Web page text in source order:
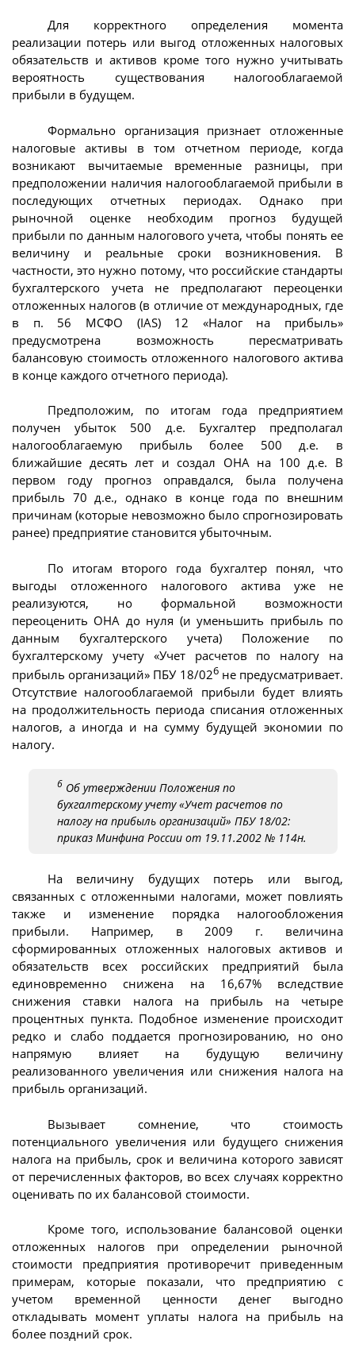
Для корректного определения момента
реализации потерь или выгод отложенных налоговых
обязательств и активов кроме того нужно учитывать
вероятность существования налогооблагаемой
прибыли в будущем.
Формально организация признает отложенные
налоговые активы в том отчетном периоде, когда
возникают вычитаемые временные разницы, при
предположении наличия налогооблагаемой прибыли в
последующих отчетных периодах. Однако при
рыночной оценке необходим прогноз будущей
прибыли по данным налогового учета, чтобы понять ее
величину и реальные сроки возникновения. В
частности, это нужно потому, что российские стандарты
бухгалтерского учета не предполагают переоценки
отложенных налогов (в отличие от международных, где
в п. 56 МСФО (IAS) 12 «Налог на прибыль»
предусмотрена возможность пересматривать
балансовую стоимость отложенного налогового актива
в конце каждого отчетного периода).
Предположим, по итогам года предприятием
получен убыток 500 д.е. Бухгалтер предполагал
налогооблагаемую прибыль более 500 д.е. в
ближайшие десять лет и создал ОНА на 100 д.е. В
первом году прогноз оправдался, была получена
прибыль 70 д.е., однако в конце года по внешним
причинам (которые невозможно было спрогнозировать
ранее) предприятие становится убыточным.
По итогам второго года бухгалтер понял, что
выгоды отложенного налогового актива уже не
реализуются, но формальной возможности
переоценить ОНА до нуля (и уменьшить прибыль по
данным бухгалтерского учета) Положение по
бухгалтерскому учету «Учет расчетов по налогу на
прибыль организаций» ПБУ 18/026не предусматривает.
Отсутствие налогооблагаемой прибыли будет влиять
на продолжительность периода списания отложенных
налогов, а иногда и на сумму будущей экономии по
налогу.
6 Об утверждении Положения по
бухгалтерскому учету «Учет расчетов по
налогу на прибыль организаций» ПБУ 18/02:
приказ Минфина России от 19.11.2002 № 114н.
На величину будущих потерь или выгод,
связанных с отложенными налогами, может повлиять
также и изменение порядка налогообложения
прибыли. Например, в 2009 г. величина
сформированных отложенных налоговых активов и
обязательств всех российских предприятий была
единовременно снижена на 16,67% вследствие
снижения ставки налога на прибыль на четыре
процентных пункта. Подобное изменение происходит
редко и слабо поддается прогнозированию, но оно
напрямую влияет на будущую величину
реализованного увеличения или снижения налога на
прибыль организаций.
Вызывает сомнение, что стоимость
потенциального увеличения или будущего снижения
налога на прибыль, срок и величина которого зависят
от перечисленных факторов, во всех случаях корректно
оценивать по их балансовой стоимости.
Кроме того, использование балансовой оценки
отложенных налогов при определении рыночной
стоимости предприятия противоречит приведенным
примерам, которые показали, что предприятию с
учетом временной ценности денег выгодно
откладывать момент уплаты налога на прибыль на
более поздний срок.